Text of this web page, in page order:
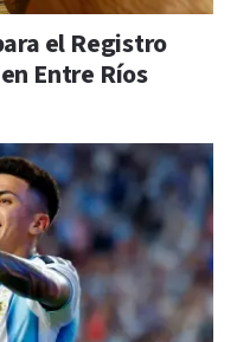
el Registro
Entre Ríos